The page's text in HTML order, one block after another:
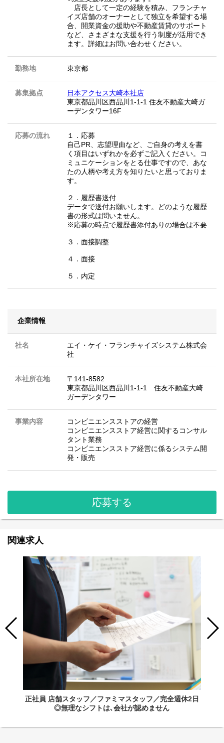
店長として一定の経験を積み、フランチャ
イズ店舗のオーナーとして独立を希望する場
合、開業資金の援助や不動産賃貸のサポート
など、さまざまな支援を行う制度が活用でき
ます。詳細はお問い合わせください。
勤務地 東京都
募集拠点
日本アクセス大崎本社店
東京都品川区西品川1-1-1 住友不動産大崎ガ
ーデンタワー16F
応募の流れ
１．応募
自己PR、志望理由など、ご自身の考えを書
く項目はいずれかを必ずご記入ください。コ
ミュニケーションをとる仕事ですので、あな
たの人柄や考え方を知りたいと思っておりま
す。
２．履歴書送付
データで送付お願いします。どのような履歴
書の形式は問いません。
※応募の時点で履歴書添付ありの場合は不要
３．面接調整
４．面接
５．内定
企業情報
社名
エイ・ケイ・フランチャイズシステム株式会
社
本社所在地
〒141-8582
東京都品川区西品川1-1-1 住友不動産大崎
ガーデンタワー
事業内容
コンビニエンスストアの経営
コンビニエンスストア経営に関するコンサル
タント業務
コンビニエンスストア経営に係るシステム開
発・販売
応募する
関連求人
正社員 店舗スタッフ／ファミマスタッフ／完全週休2日
◎無理なシフトは､会社が認めません